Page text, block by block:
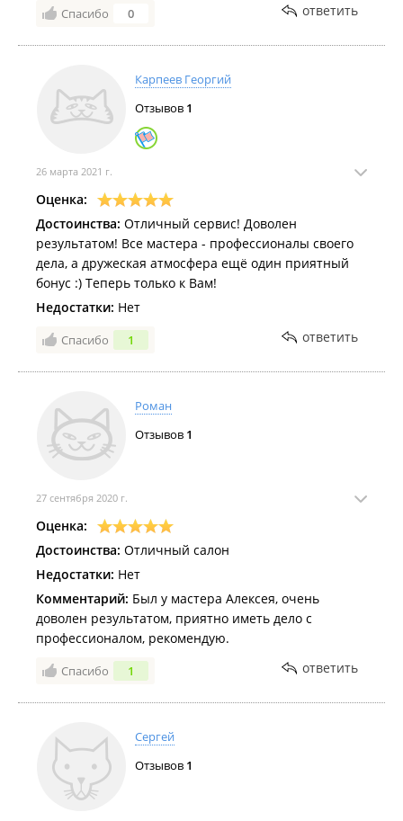
Спасибо 0 ответить
Карпеев Георгий
Отзывов 1
26 марта 2021 г.
Оценка:
Достоинства: Отличный сервис! Доволен
результатом! Все мастера - профессионалы своего
дела, а дружеская атмосфера ещё один приятный
бонус :) Теперь только к Вам!
Недостатки: Нет
Спасибо 1 ответить
Роман
Отзывов 1
27 сентября 2020 г.
Оценка:
Достоинства: Отличный салон
Недостатки: Нет
Комментарий: Был у мастера Алексея, очень
доволен результатом, приятно иметь дело с
профессионалом, рекомендую.
Спасибо 1 ответить
Сергей
Отзывов 1